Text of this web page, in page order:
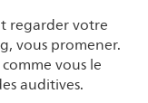
regarder votre
vous promener.
vous le
auditives.